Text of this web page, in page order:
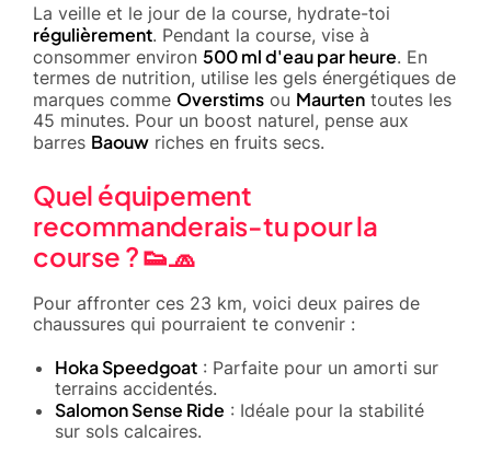
La veille et le jour de la course, hydrate-toi
régulièrement. Pendant la course, vise à
consommer environ 500 ml d'eau par heure. En
termes de nutrition, utilise les gels énergétiques de
marques comme Overstims ou Maurten toutes les
45 minutes. Pour un boost naturel, pense aux
barres Baouw riches en fruits secs.
Quel équipement
recommanderais-tu pour la
course ? 👟🧢
Pour affronter ces 23 km, voici deux paires de
chaussures qui pourraient te convenir :
Hoka Speedgoat : Parfaite pour un amorti sur
terrains accidentés.
Salomon Sense Ride : Idéale pour la stabilité
sur sols calcaires.